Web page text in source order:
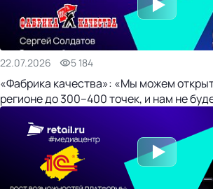
22.07.2026 5 184
«Фабрика качества»: «Мы можем
регионе до 300–400 точек, и нам не